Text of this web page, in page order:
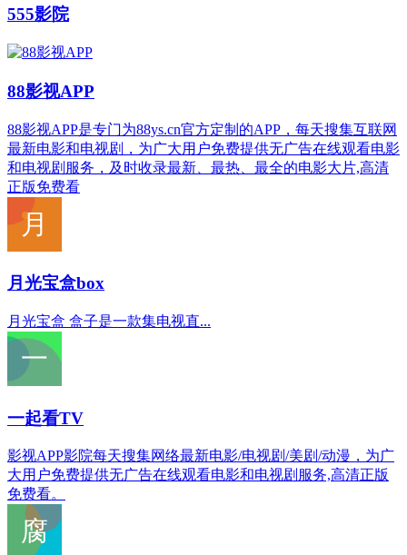
555影院
88影视APP
88影视APP是专门为88ys.cn官方定制的APP，每天搜集互联网
最新电影和电视剧，为广大用户免费提供无广告在线观看电影
和电视剧服务，及时收录最新、最热、最全的电影大片,高清
正版免费看
月光宝盒box
月光宝盒 盒子是一款集电视直...
一起看TV
影视APP影院每天搜集网络最新电影/电视剧/美剧/动漫，为广
大用户免费提供无广告在线观看电影和电视剧服务,高清正版
免费看。